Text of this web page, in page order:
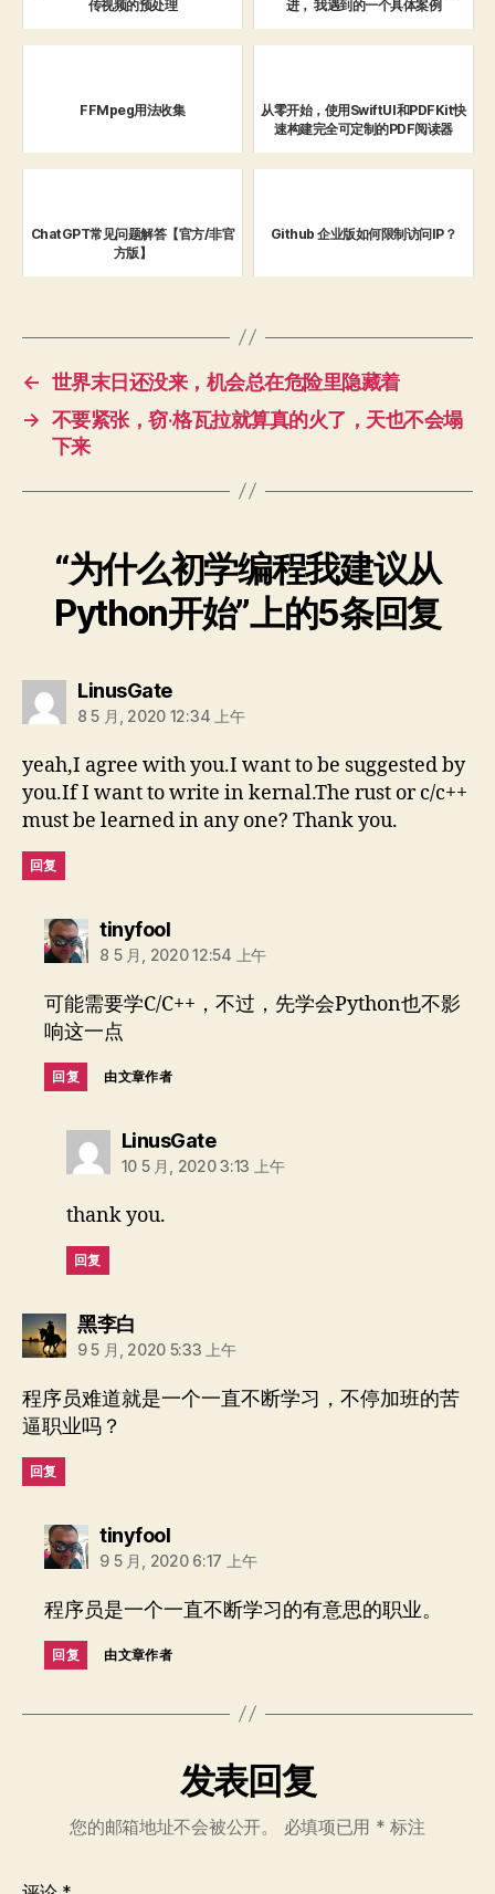
传视频的预处理
进， 我遇到的一个具体案例
FFMpeg用法收集
从零开始，使用SwiftUI和PDFKit快
速构建完全可定制的PDF阅读器
ChatGPT常见问题解答【官方/非官
方版】
Github 企业版如何限制访问IP？
← 世界末日还没来，机会总在危险里隐藏着
→ 不要紧张，窃·格瓦拉就算真的火了，天也不会塌
下来
“为什么初学编程我建议从
Python开始”上的5条回复
LinusGate说：
8 5 月, 2020 12:34 上午
yeah,I agree with you.I want to be suggested by
you.If I want to write in kernal.The rust or c/c++
must be learned in any one? Thank you.
回复
tinyfool说：
8 5 月, 2020 12:54 上午
可能需要学C/C++，不过，先学会Python也不影
响这一点
回复 由文章作者
LinusGate说：
10 5 月, 2020 3:13 上午
thank you.
回复
黑李白
9 5 月, 2020 5:33 上午
程序员难道就是一个一直不断学习，不停加班的苦
逼职业吗？
回复
tinyfool说：
9 5 月, 2020 6:17 上午
程序员是一个一直不断学习的有意思的职业。
回复 由文章作者
发表回复
您的邮箱地址不会被公开。 必填项已用 * 标注